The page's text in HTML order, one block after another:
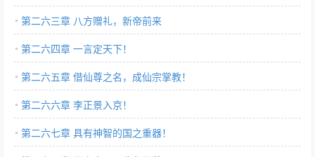
第二六三章 八方赠礼，新帝前来
第二六四章 一言定天下！
第二六五章 借仙尊之名，成仙宗掌教！
第二六六章 李正景入京！
第二六七章 具有神智的国之重器！